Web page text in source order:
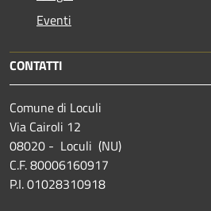
Eventi
CONTATTI
Comune di Loculi
Via Cairoli 12
08020 - Loculi (NU)
C.F. 80006160917
P.I. 01028310918